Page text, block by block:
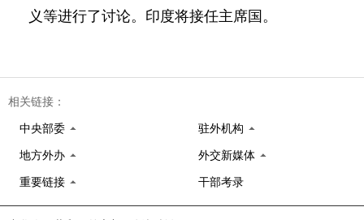
义等进行了讨论。印度将接任主席国。
相关链接：
中央部委 驻外机构
地方外办 外交新媒体
重要链接 干部考录